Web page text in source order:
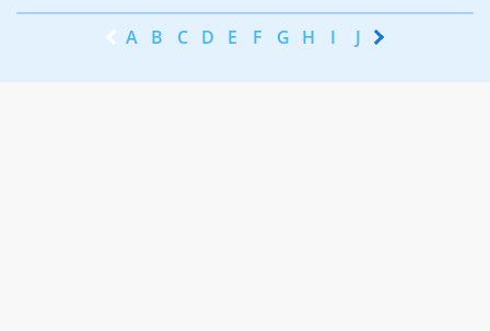
A B C D E F G H I J K